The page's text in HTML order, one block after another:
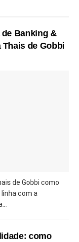
Banking &
Thais de Gobbi
de Gobbi como
com a
como